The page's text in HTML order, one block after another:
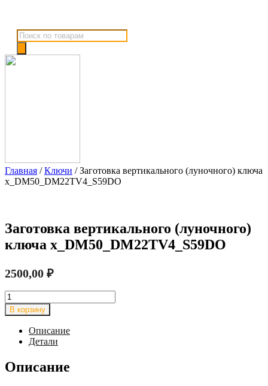
Поиск
товаров
Главная /Ключи / Заготовка вертикального (луночного) ключа
x_DM50_DM22TV4_S59DO
Заготовка вертикального (луночного)
ключа x_DM50_DM22TV4_S59DO
2500,00 ₽
Количество
товара
Заготовка
вертикального
(луночного)
ключа
x_DM50_DM22TV4_S59DO
В корзину
Описание
Детали
Описание